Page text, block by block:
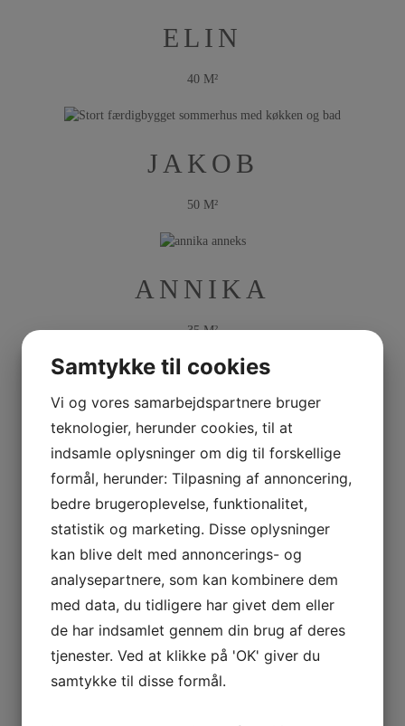
ELIN
40 M²
JAKOB
50 M²
ANNIKA
35 M²
SAGA
46 M²
SIGRID
76 M²
Samtykke til cookies
Vi og vores samarbejdspartnere bruger
teknologier, herunder cookies, til at
indsamle oplysninger om dig til forskellige
formål, herunder: Tilpasning af annoncering,
bedre brugeroplevelse, funktionalitet,
statistik og marketing. Disse oplysninger
kan blive delt med annoncerings- og
analysepartnere, som kan kombinere dem
med data, du tidligere har givet dem eller
de har indsamlet gennem din brug af deres
tjenester. Ved at klikke på 'OK' giver du
samtykke til disse formål.